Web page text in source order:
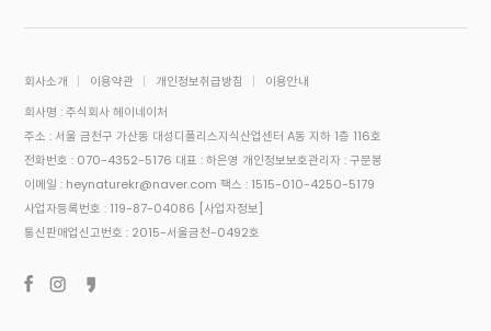
회사소개 이용약관 개인정보취급방침
이용안내
회사명 : 주식회사 헤이네이처
주소 : 서울 금천구 가산동 대성디폴리스지식산업센터 A동 지하 1층 116호
전화번호 : 070-4352-5176 대표 : 하은영 개인정보보호관리자 : 구문봉
이메일 : heynaturekr@naver.com 팩스 : 1515-010-4250-5179
사업자등록번호 : 119-87-04086 [사업자정보]
통신판매업신고번호 : 2015-서울금천-0492호